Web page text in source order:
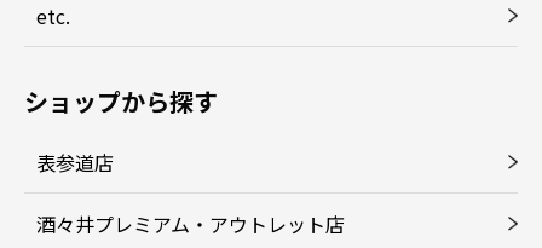
etc.
ショップから探す
表参道店
酒々井プレミアム・アウトレット店